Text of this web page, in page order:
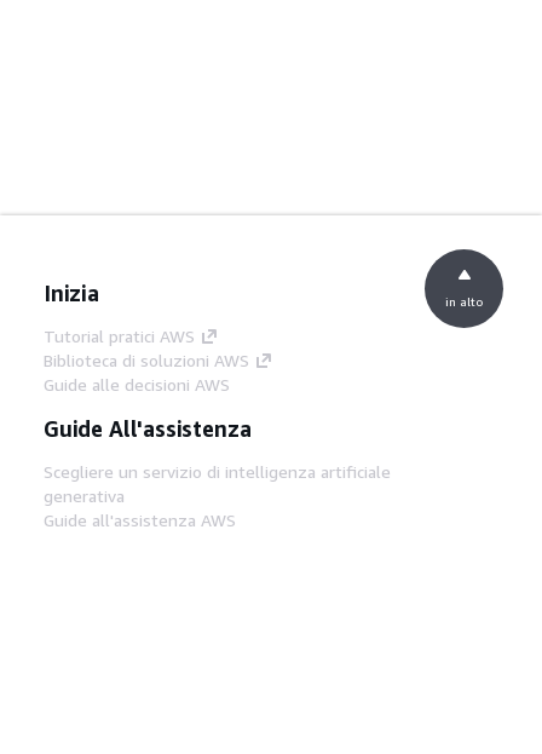
Inizia
Tutorial pratici AWS
Biblioteca di soluzioni AWS
Guide alle decisioni AWS
Guide All'assistenza
Scegliere un servizio di intelligenza artificiale
generativa
Guide all'assistenza AWS
in alto